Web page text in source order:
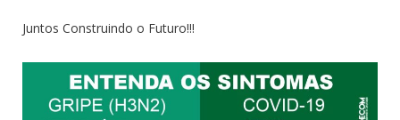
Juntos Construindo o Futuro!!!